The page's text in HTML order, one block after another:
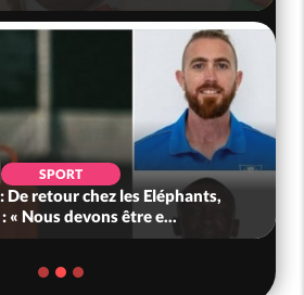
SPORT
retour chez les Eléphants,
« Nous devons être e...